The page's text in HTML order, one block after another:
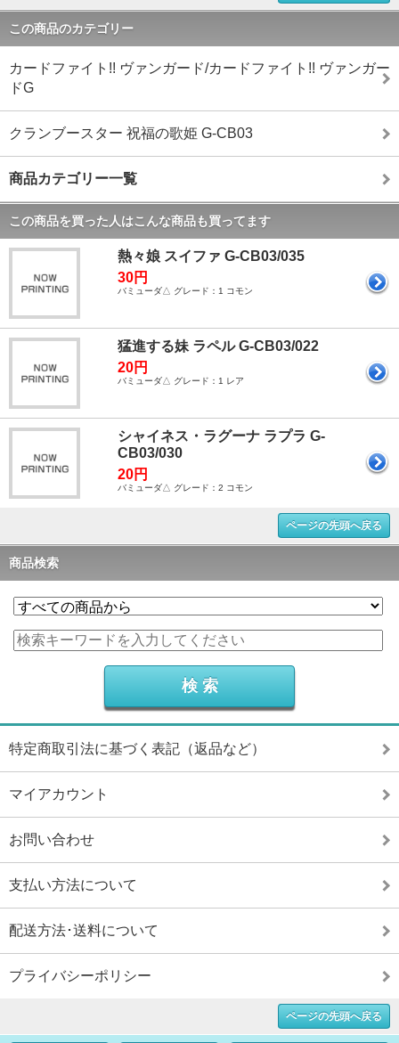
この商品のカテゴリー
カードファイト!! ヴァンガード/カードファイト!! ヴァンガー
ドG
クランブースター 祝福の歌姫 G-CB03
商品カテゴリー一覧
この商品を買った人はこんな商品も買ってます
熱々娘 スイファ G-CB03/035
30円
バミューダ△ グレード：1 コモン
猛進する妹 ラペル G-CB03/022
20円
バミューダ△ グレード：1 レア
シャイネス・ラグーナ ラプラ G-
CB03/030
20円
バミューダ△ グレード：2 コモン
ページの先頭へ戻る
商品検索
特定商取引法に基づく表記（返品など）
マイアカウント
お問い合わせ
支払い方法について
配送方法･送料について
プライバシーポリシー
ページの先頭へ戻る